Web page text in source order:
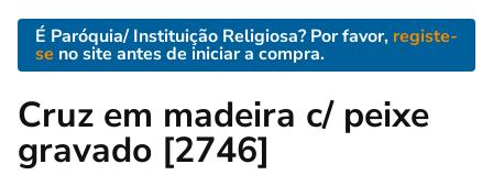
É Paróquia/ Instituição Religiosa? Por favor, registe-
se no site antes de iniciar a compra.
Cruz em madeira c/ peixe
gravado [2746]